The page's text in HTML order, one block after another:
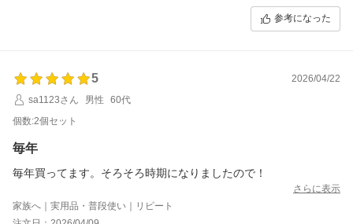
参考になった
5
2026/04/22
sa1123さん
男性
60代
個数:2個セット
毎年
毎年買ってます。そろそろ時期になりましたので！
さらに表示
家族へ｜実用品・普段使い｜リピート